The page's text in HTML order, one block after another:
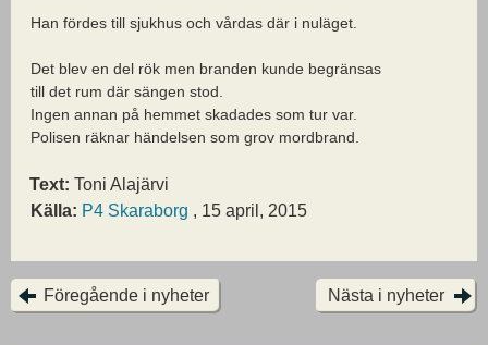
Han fördes till sjukhus och vårdas där i nuläget.
Det blev en del rök men branden kunde begränsas
till det rum där sängen stod.
Ingen annan på hemmet skadades som tur var.
Polisen räknar händelsen som grov mordbrand.
Text: Toni Alajärvi
Källa: P4 Skaraborg , 15 april, 2015
Föregående i nyheter Nästa i nyheter